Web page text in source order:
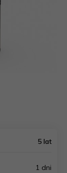
5 lat
1 dni